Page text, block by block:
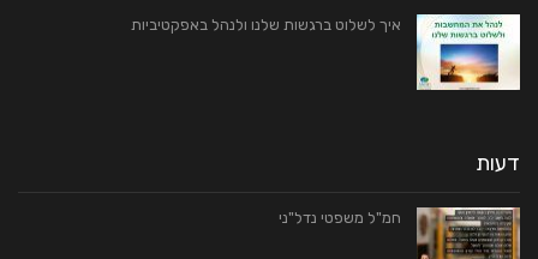
איך לשלוט ברגשות שלנו ולנהל באפקטיביות
דעות
חמ"ל משפטי נדל"ני